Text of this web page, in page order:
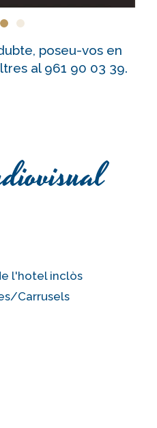
poseu-vos en
al 961 90 03 39.
l'hotel inclòs
Carrusels